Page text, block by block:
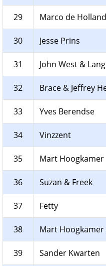
29 Marco de
30 Jesse Prins
31 John West &
32 Brace & Jeffrey
33 Yves Berendse
34 Vinzzent
35 Mart Hoogkamer
36 Suzan & Freek
37 Fetty
38 Mart
39 Sander Kwarten